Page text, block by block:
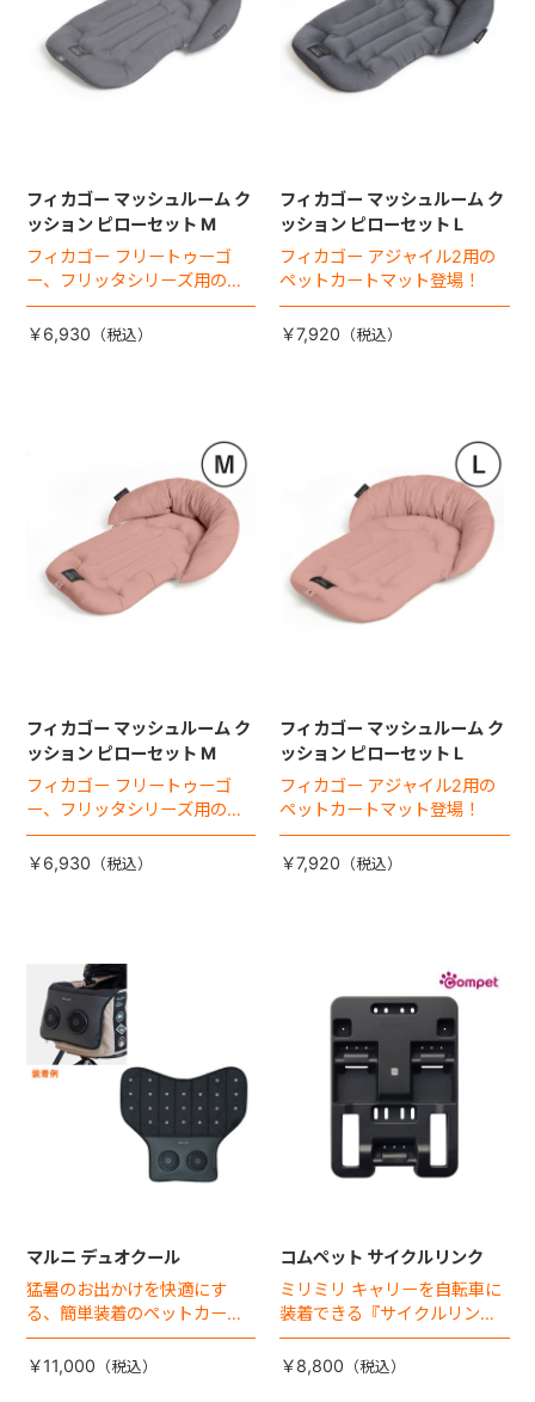
フィカゴー マッシュルーム ク
ッション ピローセット M
フィカゴー フリートゥーゴ
ー、フリッタシリーズ用のペ
ットカートマット登場！
￥6,930
フィカゴー マッシュルーム ク
ッション ピローセット L
フィカゴー アジャイル2用の
ペットカートマット登場！
￥7,920
フィカゴー マッシュルーム ク
ッション ピローセット M
フィカゴー フリートゥーゴ
ー、フリッタシリーズ用のペ
ットカートマット登場！
￥6,930
フィカゴー マッシュルーム ク
ッション ピローセット L
フィカゴー アジャイル2用の
ペットカートマット登場！
￥7,920
マルニ デュオクール
猛暑のお出かけを快適にす
る、簡単装着のペットカート
専用ダブル送風ファンが登
場。
￥11,000
コムペット サイクルリンク
ミリミリ キャリーを自転車に
装着できる『サイクルリン
ク』が登場！
￥8,800